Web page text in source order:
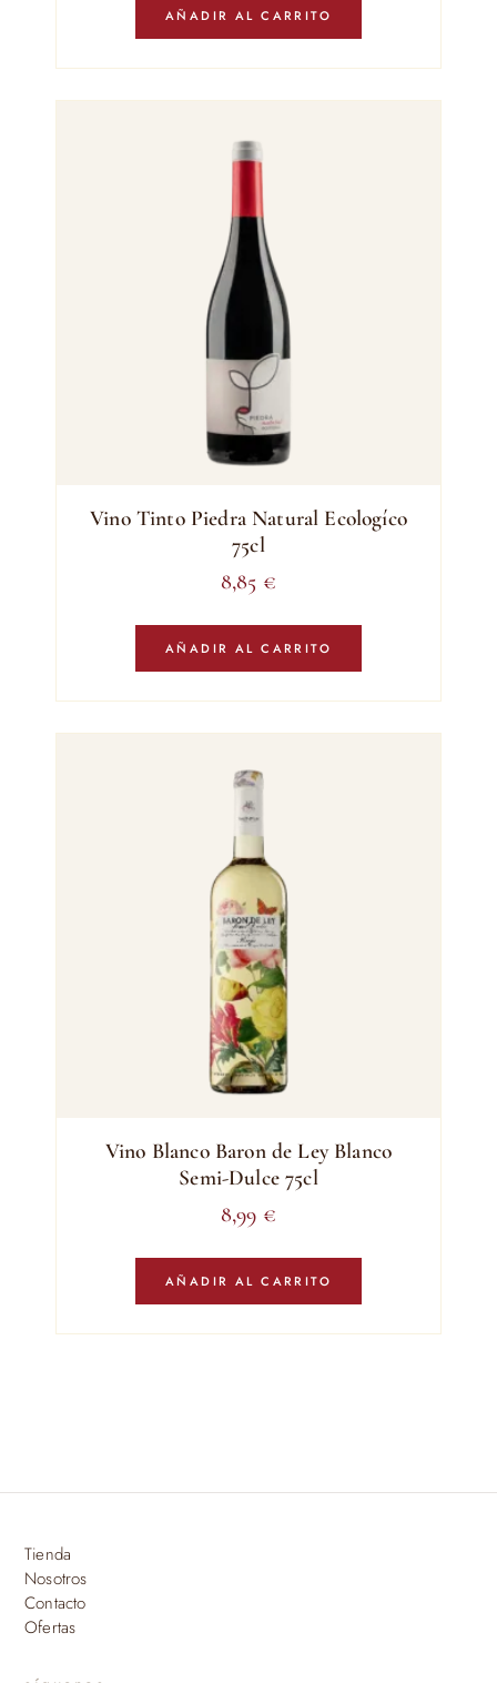
AÑADIR AL CARRITO
Vino Tinto Piedra Natural Ecologíco
75cl
8,85 €
AÑADIR AL CARRITO
Vino Blanco Baron de Ley Blanco
Semi-Dulce 75cl
8,99 €
AÑADIR AL CARRITO
Tienda
Nosotros
Contacto
Ofertas